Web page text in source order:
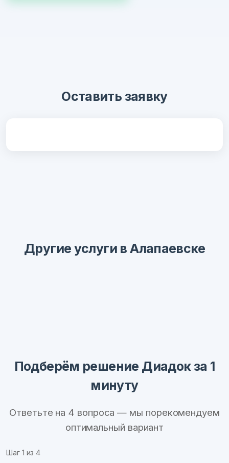
Оставить заявку
Другие услуги в Алапаевске
Подберём решение Диадок за 1
минуту
Ответьте на 4 вопроса — мы порекомендуем
оптимальный вариант
Шаг 1 из 4